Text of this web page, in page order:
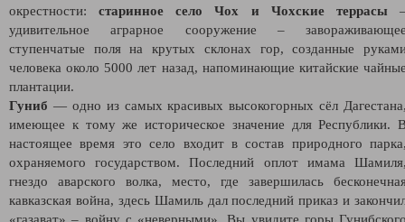
окрестности:старинное село Чох и Чохские террасы
удивительное аграрное сооружение –
ступенчатые поля на крутых склонах гор, созданные
человека около 5000 лет назад, напоминающие китайские
плантации.
Гуниб — одно из самых красивых высокогорных сёл
имеющее к тому же историческое значение для Республики.
настоящее время это село входит в состав природного
охраняемого государством. Последний оплот имама
гнездо аварского волка, место, где завершилась
кавказская война, здесь Шамиль дал последний приказ и
«газават» – войну с «неверными». Вы увидите горы